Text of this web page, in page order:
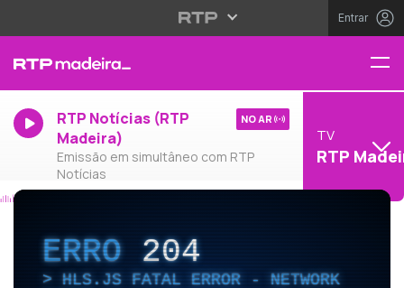
Entrar
RTP Notícias (RTP
Madeira)
Emissão em simultâneo com RTP
Notícias
NO AR
TV
RTP
ERRO204
HLS.JS FATAL ERROR - NETWORK